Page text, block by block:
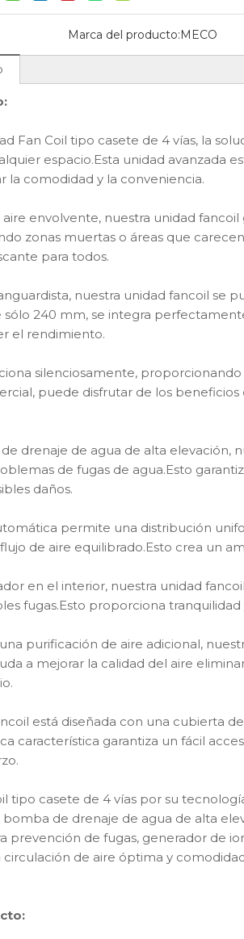
2026-07-27
¿Cuáles son los beneficios de las unidades fan coil de oscilación automática?
Descubra la Unidad Fan Coil Auto
y calientes con un control climático
de aire vertical
MFP-30CM-B
montaje en
Marca del producto:MECO
Fan Coil tipo casete de 4 vías, la
espacio.Esta unidad avanzada
la comodidad y la conveniencia.
envolvente, nuestra unidad
zonas muertas o áreas que
para todos.
nuestra unidad fancoil se
sólo 240 mm, se integra
el rendimiento.
silenciosamente,
puede disfrutar de los
drenaje de agua de alta elevación,
de fugas de agua.Esto
daños.
permite una distribución
de aire equilibrado.Esto crea un
en el interior, nuestra unidad
fugas.Esto proporciona
purificación de aire adicional,
a mejorar la calidad del aire
está diseñada con una cubierta
característica garantiza un fácil
tipo casete de 4 vías por su
de drenaje de agua de alta
prevención de fugas, generador de
circulación de aire óptima y